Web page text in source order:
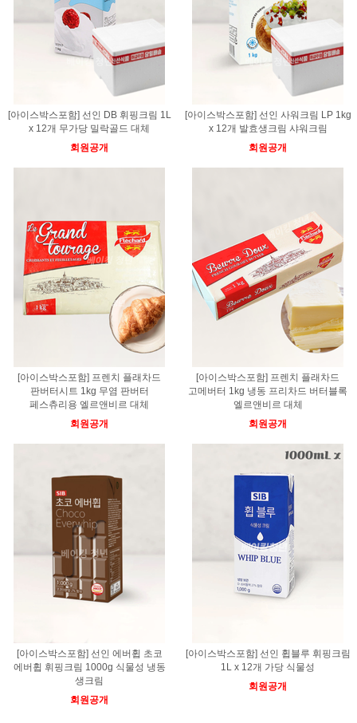
[아이스박스포함] 선인 DB 휘핑크림 1L
x 12개 무가당 밀락골드 대체
회원공개
[아이스박스포함] 선인 사워크림 LP 1kg
x 12개 발효생크림 샤워크림
회원공개
[아이스박스포함] 프렌치 플래차드
판버터시트 1kg 무염 판버터
페스츄리용 엘르앤비르 대체
회원공개
[아이스박스포함] 프렌치 플래차드
고메버터 1kg 냉동 프리차드 버터블록
엘르앤비르 대체
회원공개
[아이스박스포함] 선인 에버휩 초코
에버휩 휘핑크림 1000g 식물성 냉동
생크림
회원공개
[아이스박스포함] 선인 휩블루 휘핑크림
1L x 12개 가당 식물성
회원공개